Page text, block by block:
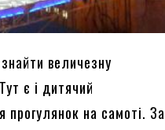
величезну
є і дитячий
прогулянок на самоті. За